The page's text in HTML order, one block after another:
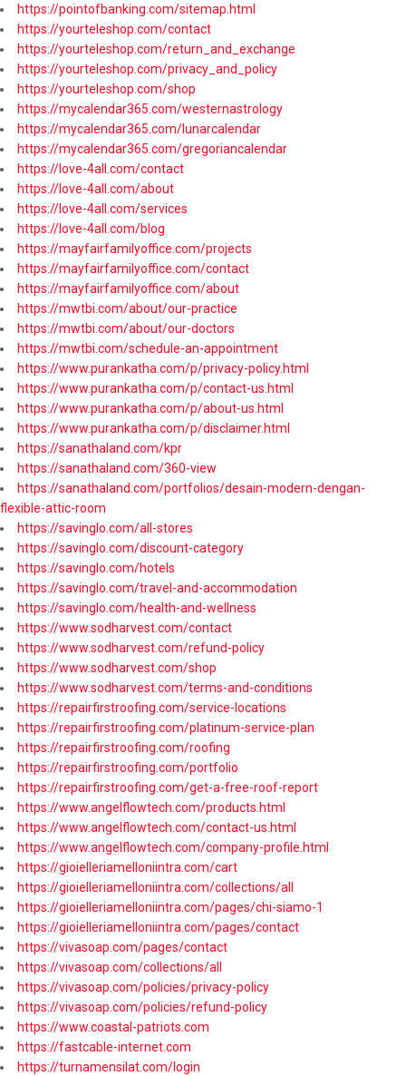
https://pointofbanking.com/sitemap.html
https://yourteleshop.com/contact
https://yourteleshop.com/return_and_exchange
https://yourteleshop.com/privacy_and_policy
https://yourteleshop.com/shop
https://mycalendar365.com/westernastrology
https://mycalendar365.com/lunarcalendar
https://mycalendar365.com/gregoriancalendar
https://love-4all.com/contact
https://love-4all.com/about
https://love-4all.com/services
https://love-4all.com/blog
https://mayfairfamilyoffice.com/projects
https://mayfairfamilyoffice.com/contact
https://mayfairfamilyoffice.com/about
https://mwtbi.com/about/our-practice
https://mwtbi.com/about/our-doctors
https://mwtbi.com/schedule-an-appointment
https://www.purankatha.com/p/privacy-policy.html
https://www.purankatha.com/p/contact-us.html
https://www.purankatha.com/p/about-us.html
https://www.purankatha.com/p/disclaimer.html
https://sanathaland.com/kpr
https://sanathaland.com/360-view
https://sanathaland.com/portfolios/desain-modern-dengan-
flexible-attic-room
https://savinglo.com/all-stores
https://savinglo.com/discount-category
https://savinglo.com/hotels
https://savinglo.com/travel-and-accommodation
https://savinglo.com/health-and-wellness
https://www.sodharvest.com/contact
https://www.sodharvest.com/refund-policy
https://www.sodharvest.com/shop
https://www.sodharvest.com/terms-and-conditions
https://repairfirstroofing.com/service-locations
https://repairfirstroofing.com/platinum-service-plan
https://repairfirstroofing.com/roofing
https://repairfirstroofing.com/portfolio
https://repairfirstroofing.com/get-a-free-roof-report
https://www.angelflowtech.com/products.html
https://www.angelflowtech.com/contact-us.html
https://www.angelflowtech.com/company-profile.html
https://gioielleriamelloniintra.com/cart
https://gioielleriamelloniintra.com/collections/all
https://gioielleriamelloniintra.com/pages/chi-siamo-1
https://gioielleriamelloniintra.com/pages/contact
https://vivasoap.com/pages/contact
https://vivasoap.com/collections/all
https://vivasoap.com/policies/privacy-policy
https://vivasoap.com/policies/refund-policy
https://www.coastal-patriots.com
https://fastcable-internet.com
https://turnamensilat.com/login